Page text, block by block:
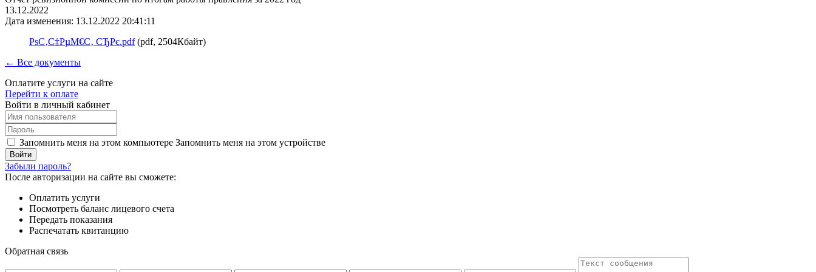
13.12.2022
Дата изменения: 13.12.2022 20:41:11
РѕС‚С‡РµМ€С‚ СЂРє.pdf(pdf, 2504Кбайт)
← Все документы
Оплатите услуги на сайте
Перейти к оплате
Войти в личный кабинет
Запомнить меня на этом компьютере Запомнить меня на этом устройстве
Забыли пароль?
После авторизации на сайте вы сможете:
Оплатить услуги
Посмотреть баланс лицевого счета
Передать показания
Распечатать квитанцию
Обратная связь